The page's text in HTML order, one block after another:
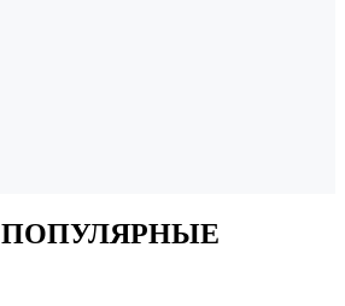
ПОПУЛЯРНЫЕ